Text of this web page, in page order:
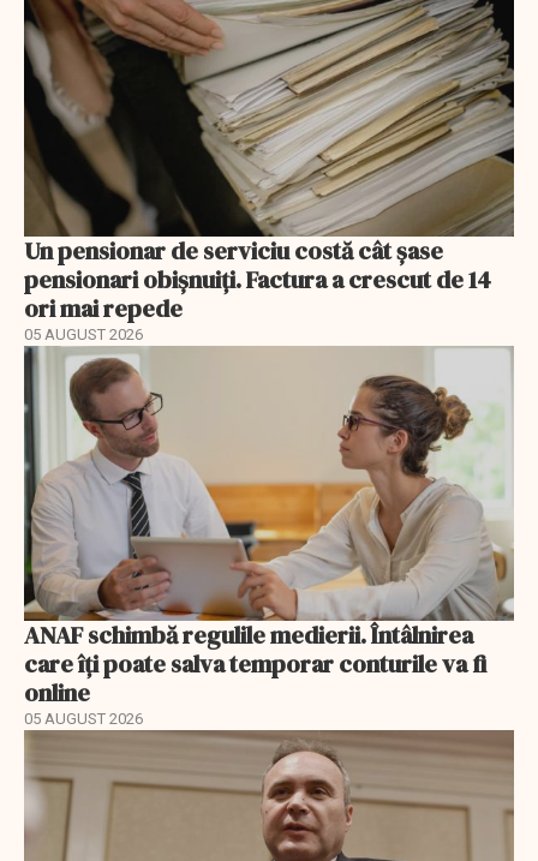
Un pensionar de serviciu costă cât șase
pensionari obișnuiți. Factura a crescut de 14
ori mai repede
05 AUGUST 2026
ANAF schimbă regulile medierii. Întâlnirea
care îți poate salva temporar conturile va fi
online
05 AUGUST 2026